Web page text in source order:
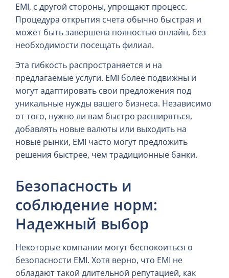
EMI, с другой стороны, упрощают процесс.
Процедура открытия счета обычно быстрая и
может быть завершена полностью онлайн, без
необходимости посещать филиал.
Эта гибкость распространяется и на
предлагаемые услуги. EMI более подвижны и
могут адаптировать свои предложения под
уникальные нужды вашего бизнеса. Независимо
от того, нужно ли вам быстро расширяться,
добавлять новые валюты или выходить на
новые рынки, EMI часто могут предложить
решения быстрее, чем традиционные банки.
Безопасность и
соблюдение норм:
Надежный выбор
Некоторые компании могут беспокоиться о
безопасности EMI. Хотя верно, что EMI не
обладают такой длительной репутацией, как